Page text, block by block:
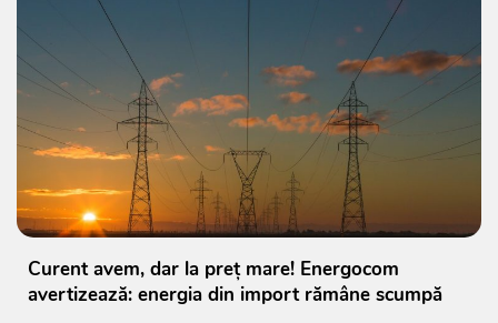
Curent avem, dar la preț mare! Energocom
avertizează: energia din import rămâne scumpă